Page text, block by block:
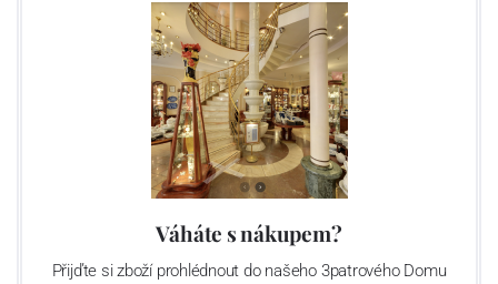
Váháte s nákupem?
Přijďte si zboží prohlédnout do našeho 3patrového Domu